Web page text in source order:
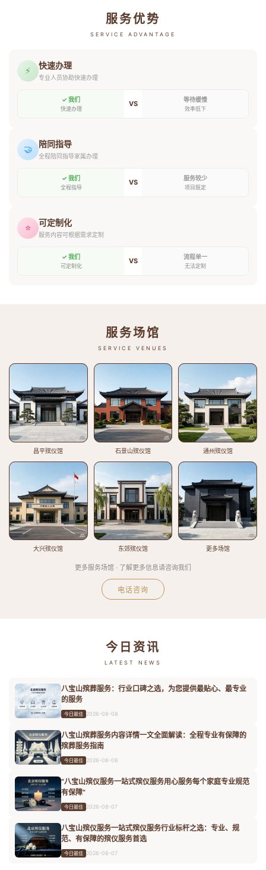
服务优势
SERVICE ADVANTAGE
⚡ 快速办理
专业人员协助快速办理
✓ 我们
快速办理
VS 等待缓慢
效率低下
🤝 陪同指导
全程陪同指导家属办理
✓ 我们
全程指导
VS 服务较少
项目既定
⭐ 可定制化
服务内容可根据需求定制
✓ 我们
可定制化
VS 流程单一
无法定制
服务场馆
SERVICE VENUES
昌平殡仪馆 石景山殡仪馆 通州殡仪馆
大兴殡仪馆 东郊殡仪馆 更多场馆
更多服务场馆 · 了解更多信息请咨询我们
电话咨询
今日资讯
LATEST NEWS
八宝山殡葬服务：行业口碑之选，为您提供最贴心、最专业
的服务
今日最佳 2026-08-08
八宝山殡葬服务内容详情一文全面解读：全程专业有保障的
殡葬服务指南
今日最佳 2026-08-08
“八宝山殡仪服务一站式殡仪服务用心服务每个家庭专业规范
有保障”
今日最佳 2026-08-07
八宝山殡仪服务一站式殡仪服务行业标杆之选：专业、规
范、有保障的殡仪服务首选
今日最佳 2026-08-07